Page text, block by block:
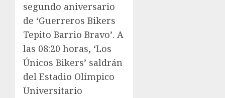
segundo aniversario
de ‘Guerreros Bikers
Tepito Barrio Bravo’. A
las 08:20 horas, ‘Los
Únicos Bikers’ saldrán
del Estadio Olímpico
Universitario